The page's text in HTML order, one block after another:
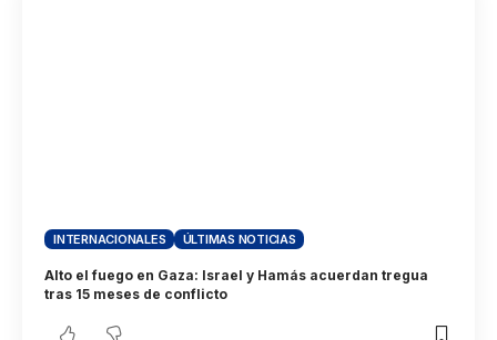
INTERNACIONALES ÚLTIMAS NOTICIAS
Alto el fuego en Gaza: Israel y Hamás acuerdan tregua
tras 15 meses de conflicto